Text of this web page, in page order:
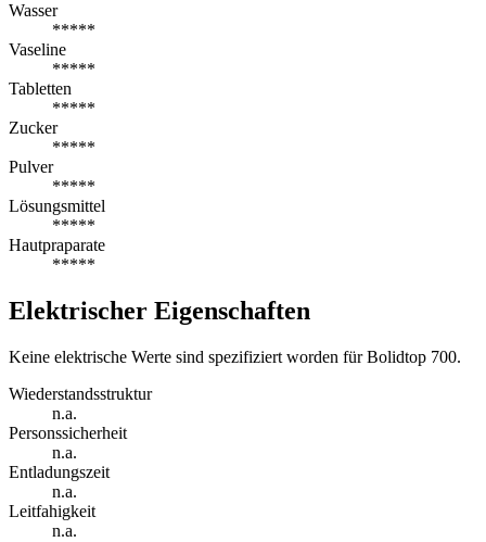
Wasser
*****
Vaseline
*****
Tabletten
*****
Zucker
*****
Pulver
*****
Lösungsmittel
*****
Hautpraparate
*****
Elektrischer Eigenschaften
Keine elektrische Werte sind spezifiziert worden für Bolidtop 700.
Wiederstandsstruktur
n.a.
Personssicherheit
n.a.
Entladungszeit
n.a.
Leitfahigkeit
n.a.